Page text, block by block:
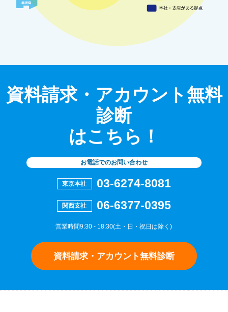
資料請求・アカウント無料
診断
はこちら！
お電話でのお問い合わせ
東京本社 03-6274-8081
関西支社 06-6377-0395
営業時間9:30 - 18:30(土・日・祝日は除く)
資料請求・アカウント無料診断